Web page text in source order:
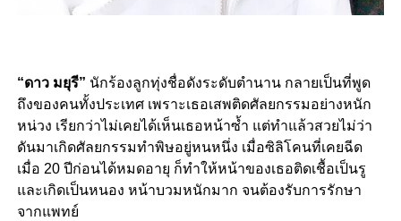
“ดาว มยุรี” นักร้องลูกทุ่งชื่อดังระดับตำนาน กลายเป็นที่พูด
ถึงของคนทั้งประเทศ เพราะเธอเสพติดศัลยกรรมอย่างหนัก
หน่วง เรียกว่าไม่เคยได้เห็นเธอหน้าซ้ำ แต่ทำแล้วสวยไม่ว่า
ดันมาเกิดศัลยกรรมทำพิษอยู่หนหนึ่ง เมื่อซิลิโคนที่เคยฉีด
เมื่อ 20 ปีก่อนได้หมดอายุ ก็ทำให้หน้าของเธอติดเชื้อเป็นรู
และเกิดเป็นหนอง หน้าบวมหนักมาก จนต้องรับการรักษา
จากแพทย์